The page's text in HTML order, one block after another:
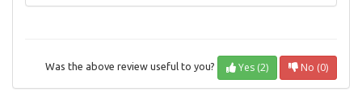
Was the above review useful to you? Yes (2) No (0)